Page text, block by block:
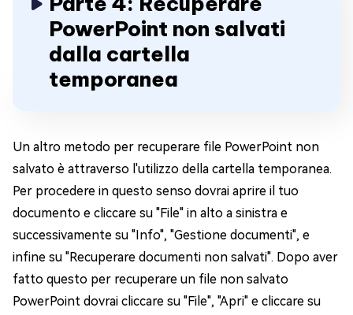
PowerPoint non salvati
dalla cartella
temporanea
Un altro metodo per recuperare file PowerPoint non
salvato è attraverso l'utilizzo della cartella temporanea.
Per procedere in questo senso dovrai aprire il tuo
documento e cliccare su "File" in alto a sinistra e
successivamente su "Info", "Gestione documenti", e
infine su "Recuperare documenti non salvati". Dopo aver
fatto questo per recuperare un file non salvato
PowerPoint dovrai cliccare su "File", "Apri" e cliccare su